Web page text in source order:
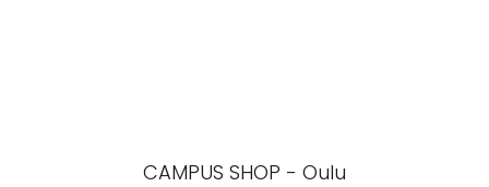
CAMPUS SHOP - Oulu